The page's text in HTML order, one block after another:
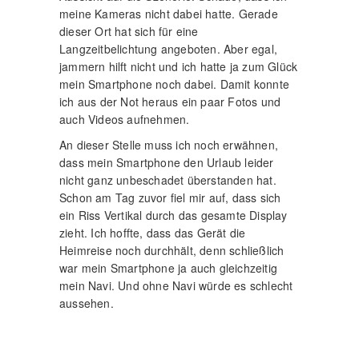
meine Kameras nicht dabei hatte. Gerade
dieser Ort hat sich für eine
Langzeitbelichtung angeboten. Aber egal,
jammern hilft nicht und ich hatte ja zum Glück
mein Smartphone noch dabei. Damit konnte
ich aus der Not heraus ein paar Fotos und
auch Videos aufnehmen.
An dieser Stelle muss ich noch erwähnen,
dass mein Smartphone den Urlaub leider
nicht ganz unbeschadet überstanden hat.
Schon am Tag zuvor fiel mir auf, dass sich
ein Riss Vertikal durch das gesamte Display
zieht. Ich hoffte, dass das Gerät die
Heimreise noch durchhält, denn schließlich
war mein Smartphone ja auch gleichzeitig
mein Navi. Und ohne Navi würde es schlecht
aussehen.